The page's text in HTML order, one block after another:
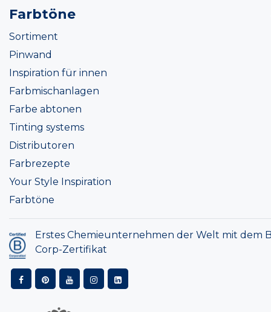
Farbtöne
Sortiment
Pinwand
Inspiration für innen
Farbmischanlagen
Farbe abtonen
Tinting systems
Distributoren
Farbrezepte
Your Style Inspiration
Farbtöne
Erstes Chemieunternehmen der Welt mit dem
Corp-Zertifikat